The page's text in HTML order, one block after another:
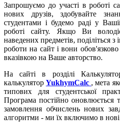
Запрошуємо до участі в роботі
нових друзів, здобувайте
студентами і будемо раді у
роботі сайту. Якщо Ви
наведених предметів, поділіться
роботи на сайт і вони обов'язково
вказівкою на Ваше авторство.
На сайті в розділі
калькуляторYukhymCalc , мета
типових для студентської
Програма постійно оновлюється
замовлення обчислень нових
алгоритми - ми їх включимо в нові